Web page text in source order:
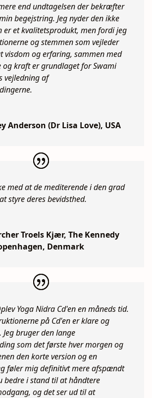
end undtagelsen der bekræfter
begejstring. Jeg nyder den ikke
er et kvalitetsprodukt, men fordi jeg
og stemmen som vejleder
visdom og erfaring, sammen med
og kraft er grundlaget for Swami
vejledning af
Anderson (Dr Lisa Love), USA
med at de mediterende i den grad
styre deres bevidsthed.
Troels Kjær, The Kennedy
Denmark
Yoga Nidra Cd'en en måneds tid.
på Cd'en er klare og
bruger den lange
som det første hver morgen og
den korte version og en
føler mig definitivt mere afspændt
bedre i stand til at håndtere
og det ser ud til at